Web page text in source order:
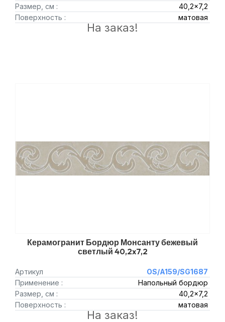
Размер, см :
40,2x7,2
Поверхность :
матовая
На заказ!
Керамогранит Бордюр Монсанту бежевый
светлый 40,2x7,2
Артикул
OS/A159/SG1687
Применение :
Напольный бордюр
Размер, см :
40,2x7,2
Поверхность :
матовая
На заказ!